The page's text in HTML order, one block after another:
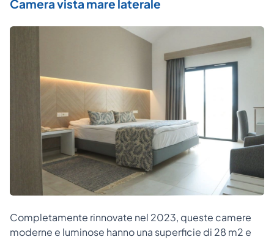
Camera vista mare laterale
Completamente rinnovate nel 2023, queste camere
moderne e luminose hanno una superficie di 28 m2 e